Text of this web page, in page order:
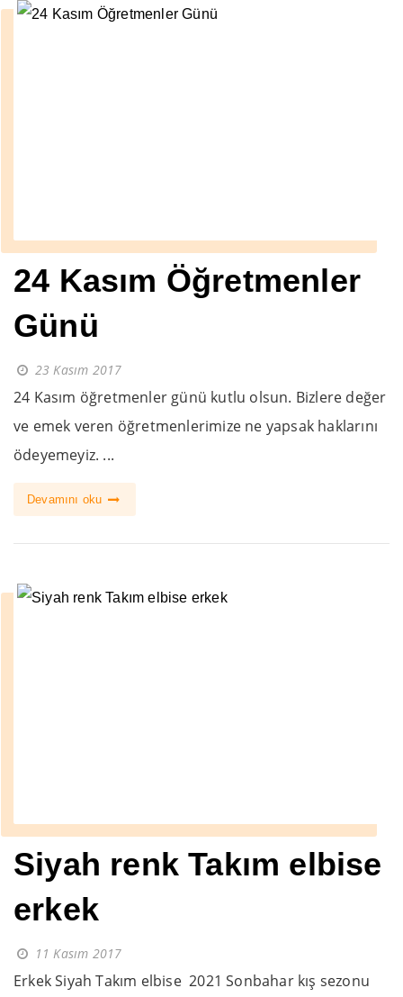
24 Kasım Öğretmenler
Günü
23 Kasım 2017
24 Kasım öğretmenler günü kutlu olsun. Bizlere değer
ve emek veren öğretmenlerimize ne yapsak haklarını
ödeyemeyiz. ...
Devamını oku
Siyah renk Takım elbise
erkek
11 Kasım 2017
Erkek Siyah Takım elbise 2021 Sonbahar kış sezonu